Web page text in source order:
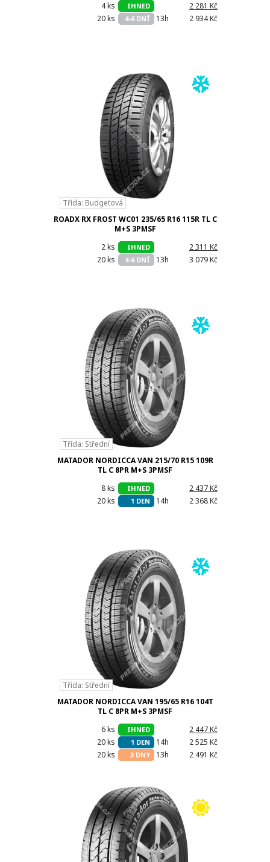
2 281 Kč
IHNED
4 ks
2 934 Kč
13h
4-6 DNÍ
20 ks
Třída: Budgetová
ROADX RX FROST WC01 235/65 R16 115R TL C
M+S 3PMSF
2 311 Kč
IHNED
2 ks
3 079 Kč
13h
4-6 DNÍ
20 ks
Třída: Střední
MATADOR NORDICCA VAN 215/70 R15 109R
TL C 8PR M+S 3PMSF
2 437 Kč
IHNED
8 ks
2 368 Kč
14h
1 DEN
20 ks
Třída: Střední
MATADOR NORDICCA VAN 195/65 R16 104T
TL C 8PR M+S 3PMSF
2 447 Kč
IHNED
6 ks
2 525 Kč
14h
1 DEN
20 ks
2 491 Kč
13h
3 DNY
20 ks